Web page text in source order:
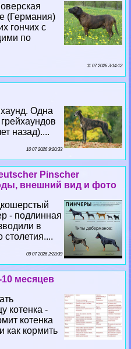
(Германия)
гончих с
по
11 07 2026 3:14:12
Одна
назад)....
10 07 2026 9:20:33
Pinscher
внешний вид и фото
- подлинная
в
09 07 2026 2:28:39
10 месяцев
котенка -
котенка
как кормить